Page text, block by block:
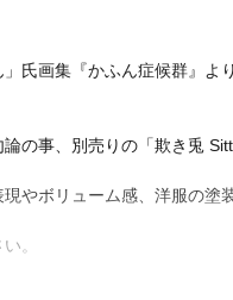
氏画集『かふん症候群』より
の事、別売りの「欺き兎
やボリューム感、洋服の塗
。